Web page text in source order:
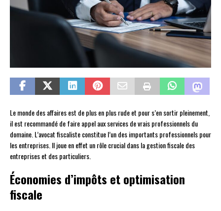
Le monde des affaires est de plus en plus rude et pour s’en sortir pleinement,
il est recommandé de faire appel aux services de vrais professionnels du
domaine. L’avocat fiscaliste constitue l’un des importants professionnels pour
les entreprises. Il joue en effet un rôle crucial dans la gestion fiscale des
entreprises et des particuliers.
Économies d’impôts et optimisation
fiscale